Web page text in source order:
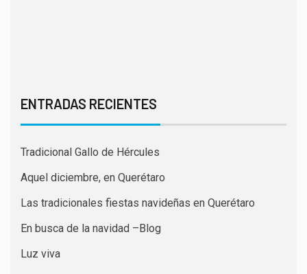
ENTRADAS RECIENTES
Tradicional Gallo de Hércules
Aquel diciembre, en Querétaro
Las tradicionales fiestas navideñas en Querétaro
En busca de la navidad –Blog
Luz viva